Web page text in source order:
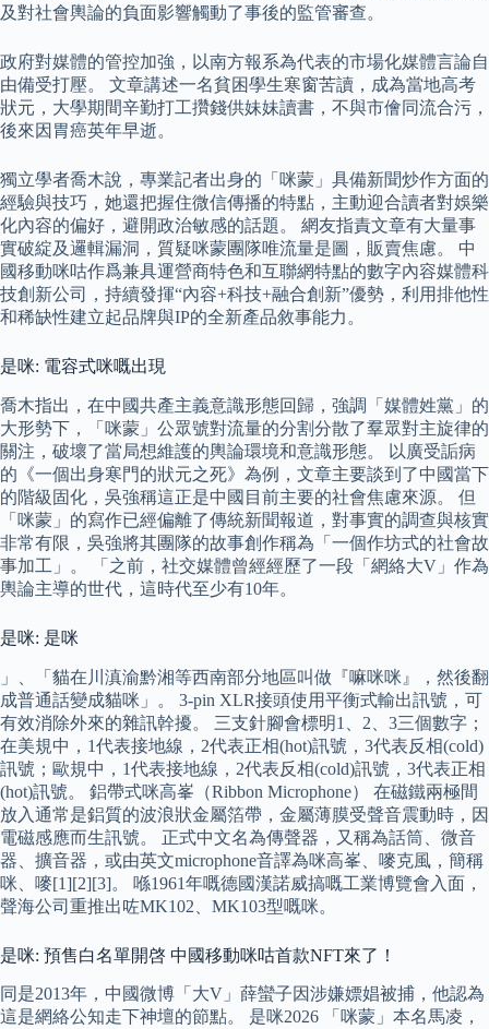
及對社會輿論的負面影響觸動了事後的監管審查。
政府對媒體的管控加強，以南方報系為代表的市場化媒體言論自
由備受打壓。 文章講述一名貧困學生寒窗苦讀，成為當地高考
狀元，大學期間辛勤打工攢錢供妹妹讀書，不與市儈同流合污，
後來因胃癌英年早逝。
獨立學者喬木說，專業記者出身的「咪蒙」具備新聞炒作方面的
經驗與技巧，她還把握住微信傳播的特點，主動迎合讀者對娛樂
化內容的偏好，避開政治敏感的話題。 網友指責文章有大量事
實破綻及邏輯漏洞，質疑咪蒙團隊唯流量是圖，販賣焦慮。 中
國移動咪咕作爲兼具運營商特色和互聯網特點的數字內容媒體科
技創新公司，持續發揮“內容+科技+融合創新”優勢，利用排他性
和稀缺性建立起品牌與IP的全新產品敘事能力。
是咪: 電容式咪嘅出現
喬木指出，在中國共產主義意識形態回歸，強調「媒體姓黨」的
大形勢下，「咪蒙」公眾號對流量的分割分散了羣眾對主旋律的
關注，破壞了當局想維護的輿論環境和意識形態。 以廣受詬病
的《一個出身寒門的狀元之死》為例，文章主要談到了中國當下
的階級固化，吳強稱這正是中國目前主要的社會焦慮來源。 但
「咪蒙」的寫作已經偏離了傳統新聞報道，對事實的調查與核實
非常有限，吳強將其團隊的故事創作稱為「一個作坊式的社會故
事加工」。 「之前，社交媒體曾經經歷了一段「網絡大V」作為
輿論主導的世代，這時代至少有10年。
是咪: 是咪
」、「貓在川滇渝黔湘等西南部分地區叫做『嘛咪咪』，然後翻
成普通話變成貓咪」。 3-pin XLR接頭使用平衡式輸出訊號，可
有效消除外來的雜訊幹擾。 三支針腳會標明1、2、3三個數字；
在美規中，1代表接地線，2代表正相(hot)訊號，3代表反相(cold)
訊號；歐規中，1代表接地線，2代表反相(cold)訊號，3代表正相
(hot)訊號。 鋁帶式咪高峯（Ribbon Microphone） 在磁鐵兩極間
放入通常是鋁質的波浪狀金屬箔帶，金屬薄膜受聲音震動時，因
電磁感應而生訊號。 正式中文名為傳聲器，又稱為話筒、微音
器、擴音器，或由英文microphone音譯為咪高峯、嘜克風，簡稱
咪、嘜[1][2][3]。 喺1961年嘅德國漢諾威搞嘅工業博覽會入面，
聲海公司重推出咗MK102、MK103型嘅咪。
是咪: 預售白名單開啓 中國移動咪咕首款NFT來了！
同是2013年，中國微博「大V」薛蠻子因涉嫌嫖娼被捕，他認為
這是網絡公知走下神壇的節點。 是咪2026 「咪蒙」本名馬凌，